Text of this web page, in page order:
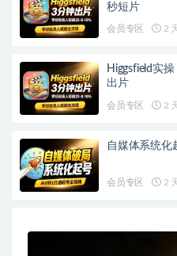
秒短片
会员专区 2
Higgsfield实
出片
会员专区 2
自媒体系统化
会员专区 2